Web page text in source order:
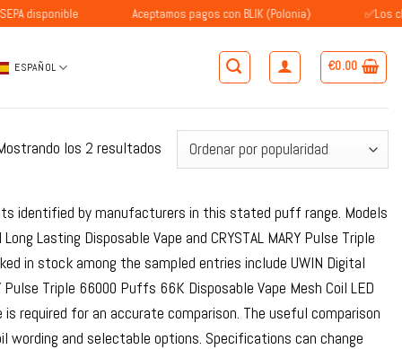
Aceptamos pagos con BLIK (Polonia) ✅Los clientes
ESPAÑOL €0.00
los 2 resultadosOrdenado
por
identified by manufacturers in this stated puff range. Models
Lasting Disposable Vape and CRYSTAL MARY Pulse Triple
in stock among the sampled entries include UWIN Digital
Triple 66000 Puffs 66K Disposable Vape Mesh Coil LED
required for an accurate comparison. The useful comparison
and selectable options. Specifications can change